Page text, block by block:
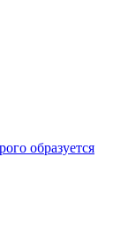
образуется